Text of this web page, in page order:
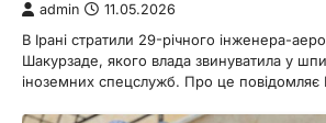
admin 11.05.2026
В Ірані стратили 29-річного інженера-
Шакурзаде, якого влада звинуватила у
іноземних спецслужб. Про це